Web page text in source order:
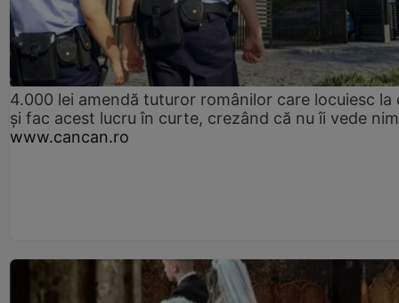
4.000 lei amendă tuturor românilor care locuiesc la
și fac acest lucru în curte, crezând că nu îi vede
www.cancan.ro